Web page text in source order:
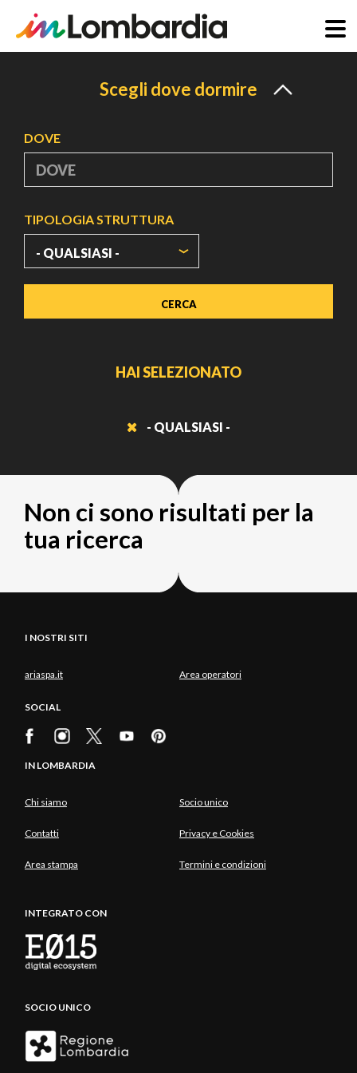
Scegli dove dormire
DOVE
TIPOLOGIA STRUTTURA
HAI SELEZIONATO
- QUALSIASI -
Non ci sono risultati per la
tua ricerca
I NOSTRI SITI
ariaspa.it Area operatori
SOCIAL
IN LOMBARDIA
Chi siamo Socio unico
Contatti Privacy e Cookies
Area stampa Termini e condizioni
INTEGRATO CON
SOCIO UNICO